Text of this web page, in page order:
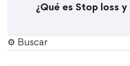
¿Qué es Stop loss
⚙︎ Buscar